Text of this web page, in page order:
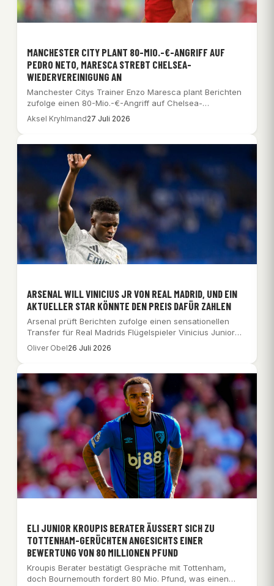
MANCHESTER CITY PLANT 80-MIO.-€-ANGRIFF AUF
PEDRO NETO, MARESCA STREBT CHELSEA-
WIEDERVEREINIGUNG AN
Manchester Citys Trainer Enzo Maresca plant Berichten
zufolge einen 80-Mio.-€-Angriff auf Chelsea-
Flügelspieler Pedro Neto für…
Aksel Kryhlmand27 Juli 2026
ARSENAL WILL VINICIUS JR VON REAL MADRID, UND EIN
AKTUELLER STAR KÖNNTE DEN PREIS DAFÜR ZAHLEN
Arsenal prüft Berichten zufolge einen sensationellen
Transfer für Real Madrids Flügelspieler Vinicius Junior
mit einem…
Oliver Obel26 Juli 2026
ELI JUNIOR KROUPIS BERATER ÄUSSERT SICH ZU T
OTTENHAM-GERÜCHTEN ANGESICHTS EINER B
EWERTUNG VON 80 MILLIONEN PFUND
Kroupis Berater bestätigt Gespräche mit Tottenham,
doch Bournemouth fordert 80 Mio. Pfund, was einen